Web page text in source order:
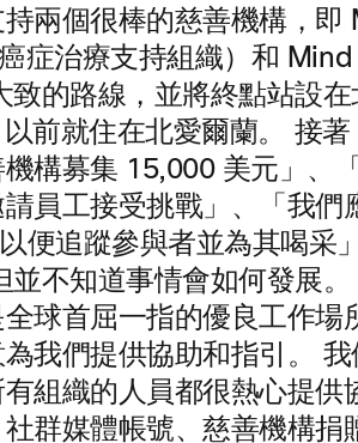
兩個很棒的慈善機構，即
症治療支持組織）和
致的路線，並將終點站設
前就住在北愛爾蘭。 接
構募集 15,000 美元」、
員工接受挑戰」、「我們
便追蹤參與者並為其喝采
並不知道事情會如何發展
球首屈一指的優良工作場
我們提供協助和指引。
組織的人員都很熱心提供
群媒體帳號、慈善機構捐